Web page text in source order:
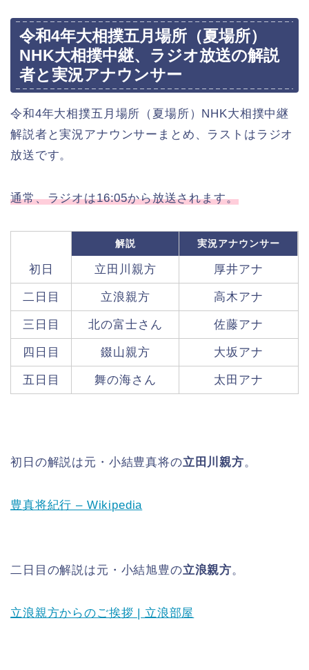
令和4年大相撲五月場所（夏場所）
NHK大相撲中継、ラジオ放送の解説
者と実況アナウンサー
令和4年大相撲五月場所（夏場所）NHK大相撲中継
解説者と実況アナウンサーまとめ、ラストはラジオ
放送です。
通常、ラジオは16:05から放送されます。
解説 実況アナウンサー
初日 立田川親方 厚井アナ
二日目 立浪親方 高木アナ
三日目 北の富士さん 佐藤アナ
四日目 錣山親方 大坂アナ
五日目 舞の海さん 太田アナ
初日の解説は元・小結豊真将の立田川親方。
豊真将紀行 – Wikipedia
二日目の解説は元・小結旭豊の立浪親方。
立浪親方からのご挨拶 | 立浪部屋